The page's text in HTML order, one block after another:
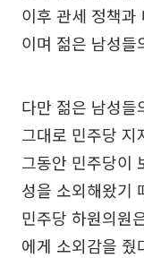
이후 관세 정책과
이며 젊은 남성들
다만 젊은 남성들
그대로 민주당 지
그동안 민주당이
성을 소외해왔기
민주당 하원의원
에게 소외감을 줬